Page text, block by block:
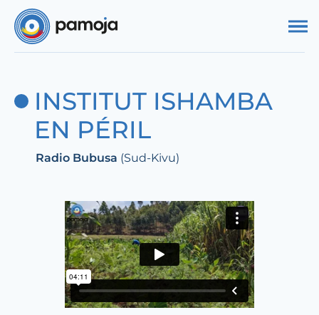
INSTITUT ISHAMBA
EN PÉRIL
Radio Bubusa (Sud-Kivu)